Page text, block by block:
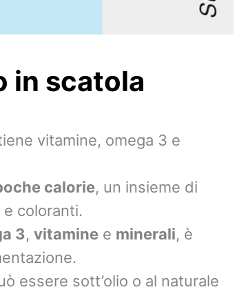
in scatola
vitamine, omega 3 e
calorie, un insieme di
e coloranti.
3, vitaminee minerali, è
essere sott’olio o al naturale